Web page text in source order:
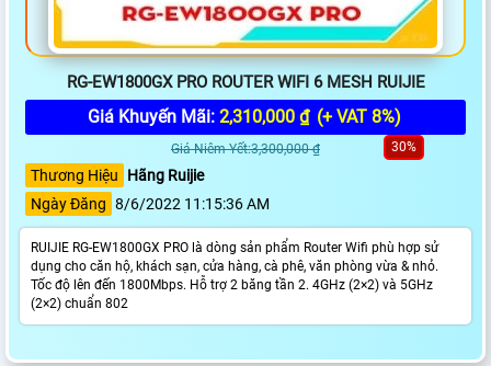
RG-EW1800GX PRO ROUTER WIFI 6 MESH RUIJIE
Giá Khuyến Mãi: 2,310,000 ₫ (+ VAT 8%)
Giá Niêm Yết:3,300,000 ₫ 30%
Thương Hiệu
Hãng Ruijie
Ngày Đăng 8/6/2022 11:15:36 AM
RUIJIE RG-EW1800GX PRO là dòng sản phẩm Router Wifi phù hợp sử
dụng cho căn hộ, khách sạn, cửa hàng, cà phê, văn phòng vừa & nhỏ.
Tốc độ lên đến 1800Mbps. Hỗ trợ 2 băng tần 2. 4GHz (2×2) và 5GHz
(2×2) chuẩn 802